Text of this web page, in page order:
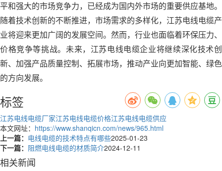
平和强大的市场竞争力，已经成为国内外市场的重要供应基地。
随着技术创新的不断推进，市场需求的多样化，江苏电线电缆产
业将迎来更加广阔的发展空间。然而，行业也面临着环保压力、
价格竞争等挑战。未来，江苏电线电缆企业将继续深化技术创
新、加强产品质量控制、拓展市场，推动产业向更加智能、绿色
的方向发展。
标签
江苏电线电缆厂家江苏电线电缆价格江苏电线电缆供应
本文网址： https://www.shanqicn.com/news/965.html
上一篇： 电线电缆的技术特点有哪些2025-01-23
下一篇： 阻燃电线电缆的材质简介2024-12-11
相关新闻